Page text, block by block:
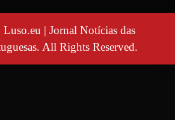
| Jornal Notícias das
All Rights Reserved.